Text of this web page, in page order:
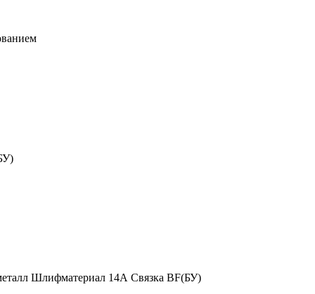
Шлифматериал 14А Связка BF(БУ)